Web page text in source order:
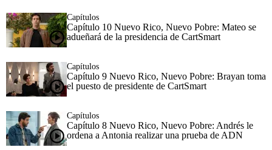
Capítulos
Capítulo 10 Nuevo Rico, Nuevo Pobre: Mateo se
adueñará de la presidencia de CartSmart
Capítulos
Capítulo 9 Nuevo Rico, Nuevo Pobre: Brayan toma
el puesto de presidente de CartSmart
Capítulos
Capítulo 8 Nuevo Rico, Nuevo Pobre: Andrés le
ordena a Antonia realizar una prueba de ADN